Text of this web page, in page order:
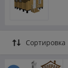
Сортировка